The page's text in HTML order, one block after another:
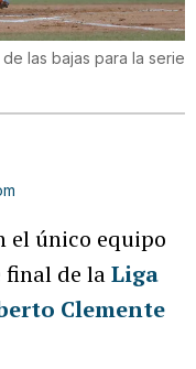
las bajas para la serie
el único equipo
final de laLiga
Clemente